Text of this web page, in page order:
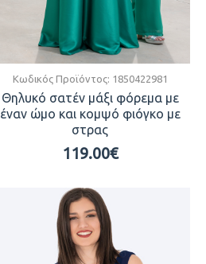
Κωδικός Προϊόντος: 1850422981
Θηλυκό σατέν μάξι φόρεμα με
έναν ώμο και κομψό φιόγκο με
στρας
119.00€